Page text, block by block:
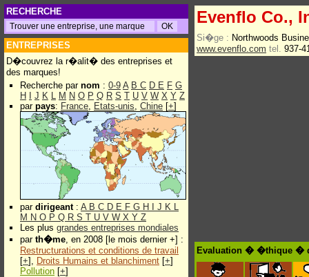
RECHERCHE
ENTREPRISES
D�couvrez la r�alit� des entreprises et
des marques!
Recherche par nom : 0-9 A B C D E F G
H
J K L M N O P Q R S T U V W X Y Z
par pays: France, Etats-unis, Chine [+]
par dirigeant: A B C D E F G H J K L
M N O P Q R S T U V W X Y Z
Les plus grandes entreprises mondiales
par th�me, en 2008 [le mois dernier +] :
Restructurations et conditions de travail
[+], Droits Humains et blanchiment [+]
Pollution [+]
Evenflo Co.,
Si�ge : Northwoods
www.evenflo.com tel. 937-
Evaluation � �thique �